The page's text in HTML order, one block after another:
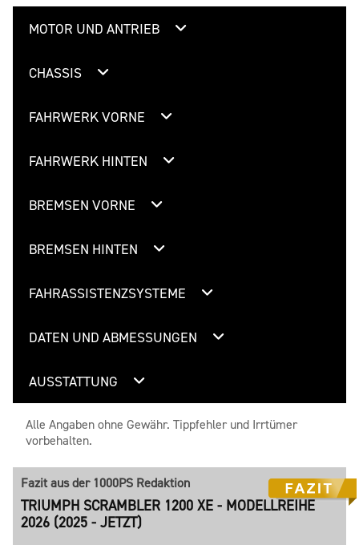
MOTOR UND ANTRIEB
CHASSIS
FAHRWERK VORNE
FAHRWERK HINTEN
BREMSEN VORNE
BREMSEN HINTEN
FAHRASSISTENZSYSTEME
DATEN UND ABMESSUNGEN
AUSSTATTUNG
Alle Angaben ohne Gewähr. Tippfehler und Irrtümer
vorbehalten.
Fazit aus der 1000PS Redaktion
TRIUMPH SCRAMBLER 1200 XE - MODELLREIHE
2026 (2025 - JETZT)